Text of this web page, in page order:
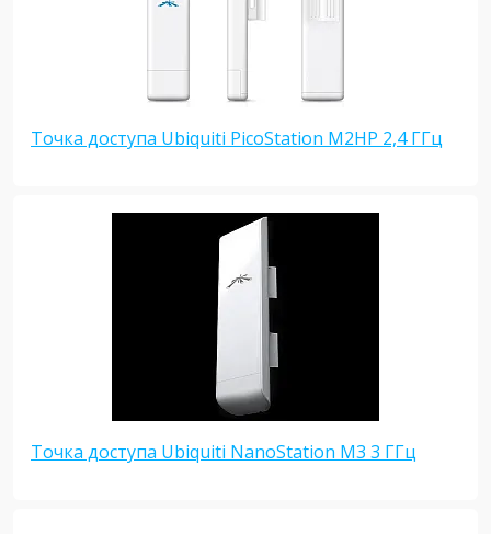
Точка доступа Ubiquiti PicoStation M2HP 2,4 ГГц
Точка доступа Ubiquiti NanoStation M3 3 ГГц